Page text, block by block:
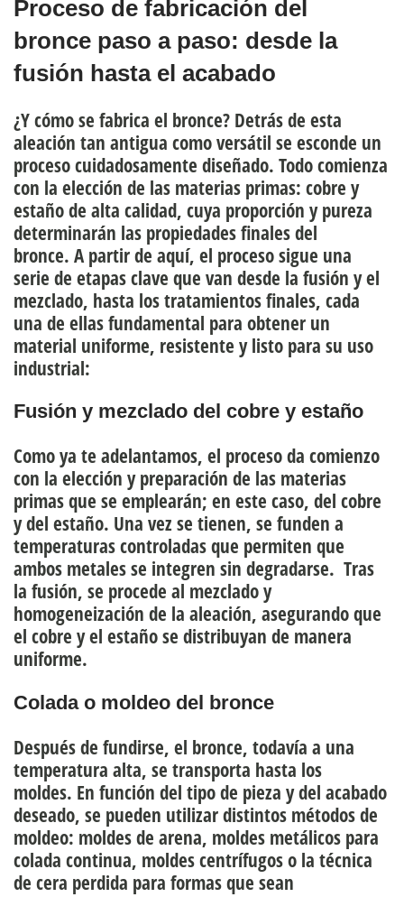
Proceso de fabricación del
bronce paso a paso: desde la
fusión hasta el acabado
¿Y cómo se fabrica el bronce? Detrás de esta
aleación tan antigua como versátil se esconde un
proceso cuidadosamente diseñado. Todo comienza
con la elección de las materias primas: cobre y
estaño de alta calidad, cuya proporción y pureza
determinarán las propiedades finales del
bronce. A partir de aquí, el proceso sigue una
serie de etapas clave que van desde la fusión y el
mezclado, hasta los tratamientos finales, cada
una de ellas fundamental para obtener un
material uniforme, resistente y listo para su uso
industrial:
Fusión y mezclado del cobre y estaño
Como ya te adelantamos, el proceso da comienzo
con la elección y preparación de las materias
primas que se emplearán; en este caso, del cobre
y del estaño. Una vez se tienen, se funden a
temperaturas controladas que permiten que
ambos metales se integren sin degradarse. Tras
la fusión, se procede al mezclado y
homogeneización de la aleación, asegurando que
el cobre y el estaño se distribuyan de manera
uniforme.
Colada o moldeo del bronce
Después de fundirse, el bronce, todavía a una
temperatura alta, se transporta hasta los
moldes. En función del tipo de pieza y del acabado
deseado, se pueden utilizar distintos métodos de
moldeo: moldes de arena, moldes metálicos para
colada continua, moldes centrífugos o la técnica
de cera perdida para formas que sean